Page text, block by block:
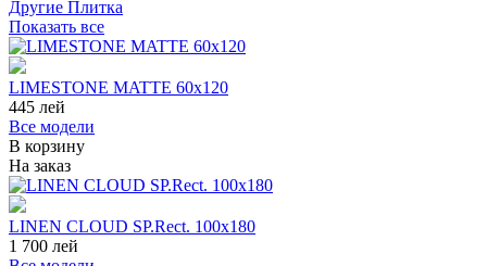
Другие Плитка
Показать все
LIMESTONE MATTE 60x120
445 лей
Все модели
В корзину
На заказ
LINEN CLOUD SP.Rect. 100x180
1 700 лей